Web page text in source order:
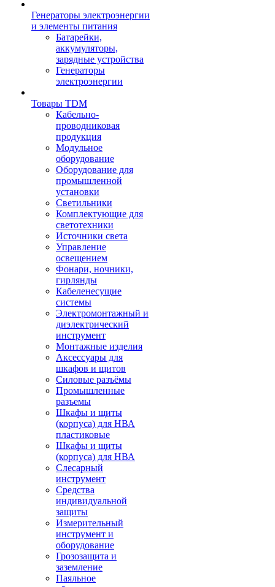
Генераторы электроэнергии
и элементы питания
Батарейки,
аккумуляторы,
зарядные устройства
Генераторы
электроэнергии
Товары TDM
Кабельно-
проводниковая
продукция
Модульное
оборудование
Оборудование для
промышленной
установки
Светильники
Комплектующие для
светотехники
Источники света
Управление
освещением
Фонари, ночники,
гирлянды
Кабеленесущие
системы
Электромонтажный и
диэлектрический
инструмент
Монтажные изделия
Аксессуары для
шкафов и щитов
Силовые разъёмы
Промышленные
разъемы
Шкафы и щиты
(корпуса) для НВА
пластиковые
Шкафы и щиты
(корпуса) для НВА
Слесарный
инструмент
Средства
индивидуальной
защиты
Измерительный
инструмент и
оборудование
Грозозащита и
заземление
Паяльное